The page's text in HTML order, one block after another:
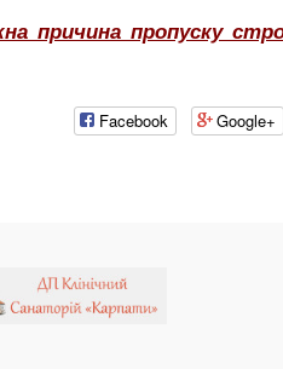
причина пропуску
Facebook Google+